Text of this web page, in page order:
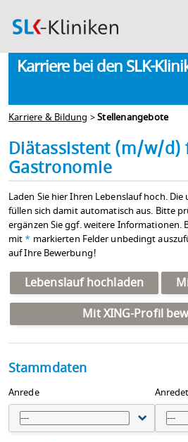
Karriere bei den SLK-
Karriere & Bildung >Stellenangebote
Diätassistent (m/w/d)
Gastronomie
Laden Sie hier Ihren Lebenslauf hoch.
füllen sich damit automatisch aus. Bitte
ergänzen Sie ggf. weitere Informationen.
mit * markierten Felder unbedingt
auf Ihre Bewerbung!
Lebenslauf hochladen
Mit XING-Profil
Stammdaten
Anrede
--- ---